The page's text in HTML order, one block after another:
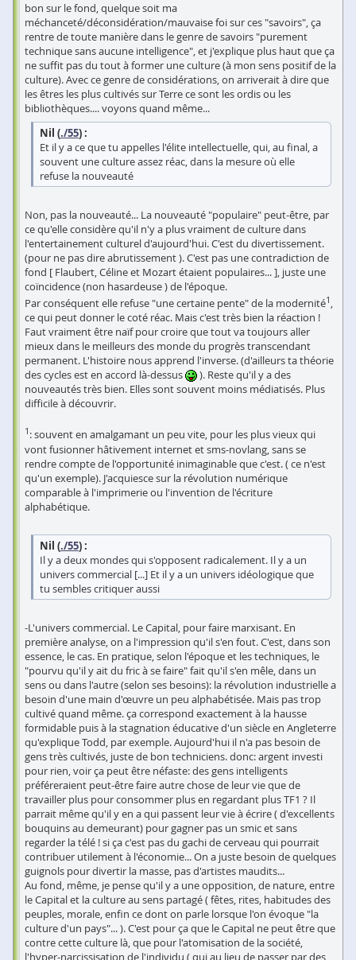
bon sur le fond, quelque soit ma
méchanceté/déconsidération/mauvaise foi sur ces "savoirs", ça
rentre de toute manière dans le genre de savoirs "purement
technique sans aucune intelligence", et j'explique plus haut que ça
ne suffit pas du tout à former une culture (à mon sens positif de la
culture). Avec ce genre de considérations, on arriverait à dire que
les êtres les plus cultivés sur Terre ce sont les ordis ou les
bibliothèques.... voyons quand même...
Nil (./55) :
Et il y a ce que tu appelles l'élite intellectuelle, qui, au final, a
souvent une culture assez réac, dans la mesure où elle
refuse la nouveauté
Non, pas la nouveauté... La nouveauté "populaire" peut-être, par
ce qu'elle considère qu'il n'y a plus vraiment de culture dans
l'entertainement culturel d'aujourd'hui. C'est du divertissement.
(pour ne pas dire abrutissement ). C'est pas une contradiction de
fond [ Flaubert, Céline et Mozart étaient populaires... ], juste une
coïncidence (non hasardeuse ) de l'époque.
Par conséquent elle refuse "une certaine pente" de la modernité1 ,
ce qui peut donner le coté réac. Mais c'est très bien la réaction !
Faut vraiment être naïf pour croire que tout va toujours aller
mieux dans le meilleurs des monde du progrès transcendant
permanent. L'histoire nous apprend l'inverse. (d'ailleurs ta théorie
des cycles est en accord là-dessus
). Reste qu'il y a des
nouveautés très bien. Elles sont souvent moins médiatisés. Plus
difficile à découvrir.
1 : souvent en amalgamant un peu vite, pour les plus vieux qui
vont fusionner hâtivement internet et sms-novlang, sans se
rendre compte de l'opportunité inimaginable que c'est. ( ce n'est
qu'un exemple). J'acquiesce sur la révolution numérique
comparable à l'imprimerie ou l'invention de l'écriture
alphabétique.
Nil (./55) :
Il y a deux mondes qui s'opposent radicalement. Il y a un
univers commercial [...] Et il y a un univers idéologique que
tu sembles critiquer aussi
-L'univers commercial. Le Capital, pour faire marxisant. En
première analyse, on a l'impression qu'il s'en fout. C'est, dans son
essence, le cas. En pratique, selon l'époque et les techniques, le
"pourvu qu'il y ait du fric à se faire" fait qu'il s'en mêle, dans un
sens ou dans l'autre (selon ses besoins): la révolution industrielle a
besoin d'une main d'œuvre un peu alphabétisée. Mais pas trop
cultivé quand même. ça correspond exactement à la hausse
formidable puis à la stagnation éducative d'un siècle en Angleterre
qu'explique Todd, par exemple. Aujourd'hui il n'a pas besoin de
gens très cultivés, juste de bon techniciens. donc: argent investi
pour rien, voir ça peut être néfaste: des gens intelligents
préféreraient peut-être faire autre chose de leur vie que de
travailler plus pour consommer plus en regardant plus TF1 ? Il
parrait même qu'il y en a qui passent leur vie à écrire ( d'excellents
bouquins au demeurant) pour gagner pas un smic et sans
regarder la télé ! si ça c'est pas du gachi de cerveau qui pourrait
contribuer utilement à l'économie... On a juste besoin de quelques
guignols pour divertir la masse, pas d'artistes maudits...
Au fond, même, je pense qu'il y a une opposition, de nature, entre
le Capital et la culture au sens partagé ( fêtes, rites, habitudes des
peuples, morale, enfin ce dont on parle lorsque l'on évoque "la
culture d'un pays"... ). C'est pour ça que le Capital ne peut être que
contre cette culture là, que pour l'atomisation de la société,
l'hyper-narcissisation de l'individu ( qui au lieu de passer par des